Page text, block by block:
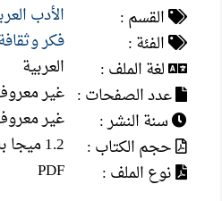
القسم :
الأدب
الفئة :
فكر
لغة الملف :
العربية
عدد الصفحات : غير
سنة النشر :
غير
حجم الكتاب :
1.2 ميجا بايت
نوع الملف :
PDF